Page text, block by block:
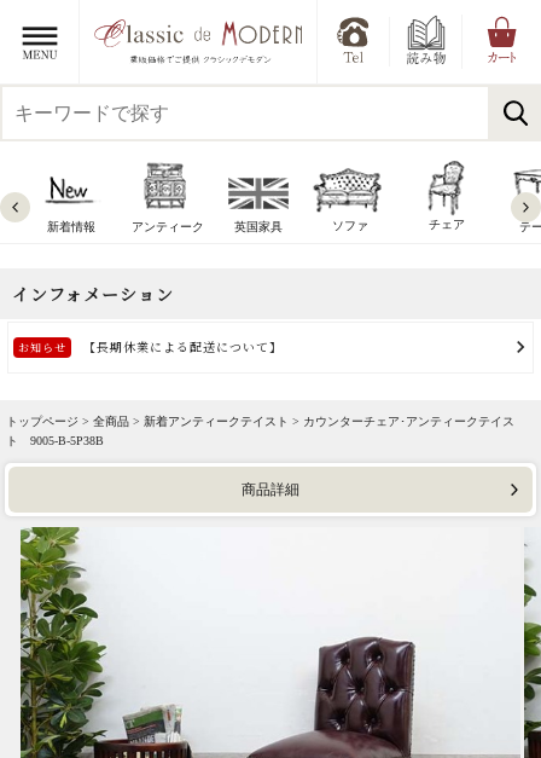
新着情報 アンティーク 英国家具 ソファ チェア テ
トップページ > 全商品 > 新着アンティークテイスト > カウンターチェア･アンティークテイス
ト 9005-B-5P38B
商品詳細